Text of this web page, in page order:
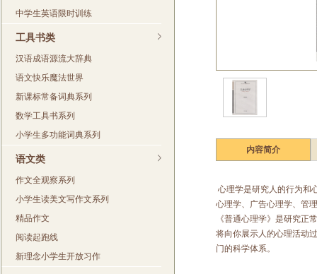
中学生英语限时训练
工具书类
汉语成语源流大辞典
语文快乐魔法世界
新课标常备词典系列
数学工具书系列
小学生多功能词典系列
语文类
作文全观察系列
小学生读美文写作文系列
精品作文
阅读起跑线
新理念小学生开放习作
内容简介
心理学是研究人的行为和
心理学、广告心理学、管
《普通心理学》是研究正
将向你展示人的心理活动
门的科学体系。